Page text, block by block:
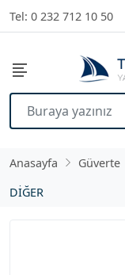
Tel: 0 232 712 10 50
Anasayfa Güverte
DİĞER